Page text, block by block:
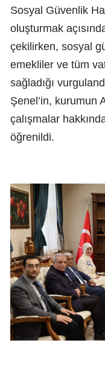
Sosyal Güvenlik
oluşturmak
çekilirken, sosyal
emekliler ve tüm
sağladığı
Şenel’in, kurumun
çalışmalar
öğrenildi.